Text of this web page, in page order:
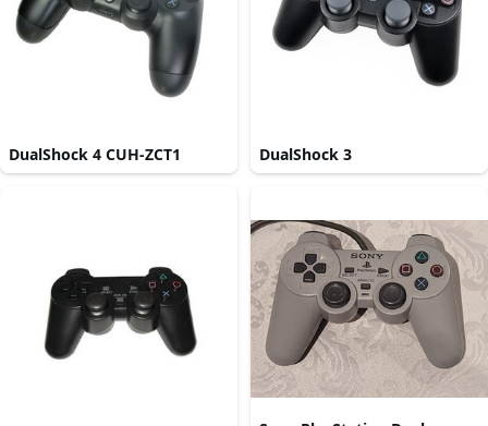
DualShock 4 CUH-ZCT1 DualShock 3